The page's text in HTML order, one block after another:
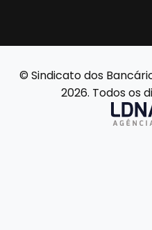
© Sindicato dos
2026. Todos os